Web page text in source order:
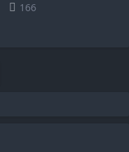
166